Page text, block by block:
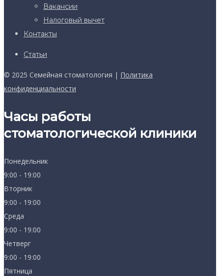
Вакансии
Налоговый вычет
Контакты
Статьи
© 2025 Семейная стоматология | Политика
конфиденциальности
Часы работы
стоматологической клиники
Понедельник
9:00 - 19:00
Вторник
9:00 - 19:00
Среда
9:00 - 19:00
Четверг
9:00 - 19:00
Пятница